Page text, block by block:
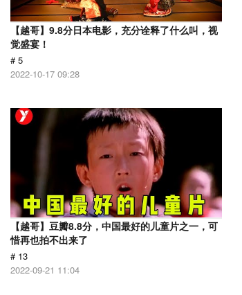
【越哥】9.8分日本电影，充分诠释了什么叫，视
觉盛宴！
# 5
2022-10-17 09:28
【越哥】豆瓣8.8分，中国最好的儿童片之一，可
惜再也拍不出来了
# 13
2022-09-21 11:04